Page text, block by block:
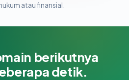
atau finansial.
berikutnya
detik.